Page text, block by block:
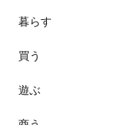
スイーツ
ランチ
カフェ
暮らす
買う
遊ぶ